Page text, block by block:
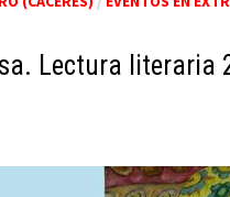
Lectura literaria